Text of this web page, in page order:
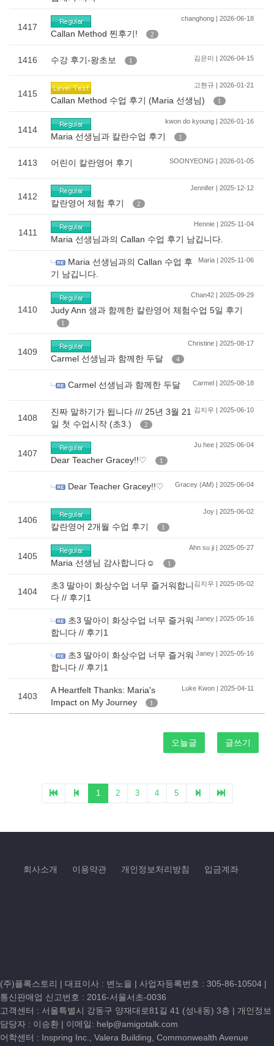
1417
changhong | 2026-06-18
Callan Method 찐후기! 2
1416 김은미 | 2026-04-15
수강 후기-왕초보 1
1415
고현규 | 2026-01-21
Callan Method 수업 후기 (Maria 선생님) 1
1414
kwon do kyoung | 2026-01-16
Maria 선생님과 칼란수업 후기 1
1413 SOONYEONG | 2026-01-05
어린이 칼란영어 후기
1412
Jennifer | 2025-12-12
칼란영어 체험 후기 2
1411
Hennie | 2025-11-04
Maria 선생님과의 Callan 수업 후기 남깁니다.
Maria | 2025-11-06
Maria 선생님과의 Callan 수업 후
기 남깁니다.
1410
Chan42 | 2025-09-29
Judy Ann 샘과 함께한 칼란영어 체험수업 5일 후기
1
1409
Christine | 2025-08-17
Carmel 선생님과 함께한 두달 4
Carmel | 2025-08-18
Carmel 선생님과 함께한 두달
1408
김지우 | 2025-06-10
진짜 말하기가 됩니다 /// 25년 3월 21
일 첫 수업시작 (초3.)
2
1407
Ju hee | 2025-06-04
Dear Teacher Gracey!!♡ 1
Gracey (AM) | 2025-06-04
Dear Teacher Gracey!!♡
1406
Joy | 2025-06-02
칼란영어 2개월 수업 후기 1
1405
Ahn su ji | 2025-05-27
Maria 선생님 감사합니다☺️ 1
1404
김지우 | 2025-05-02
초3 딸아이 화상수업 너무 즐거워합니
다 // 후기1
Janey | 2025-05-16
초3 딸아이 화상수업 너무 즐거워
합니다 // 후기1
Janey | 2025-05-16
초3 딸아이 화상수업 너무 즐거워
합니다 // 후기1
1403
Luke Kwon | 2025-04-11
A Heartfelt Thanks: Maria's
Impact on My Journey
1
오늘글 글쓰기
1 2 3 4 5
회사소개 이용약관 개인정보처리방침 입금계좌
(주)플록스토리 | 대표이사 : 변노을 | 사업자등록번호 : 305-86-10504 |
통신판매업 신고번호 : 2016-서울서초-0036
고객센터 : 서울특별시 강동구 양재대로81길 41 (성내동) 3층 | 개인정보
담당자 : 이승환 | 이메일: help@amigotalk.com
어학센터 : Inspring Inc., Valera Building, Commonwealth Avenue